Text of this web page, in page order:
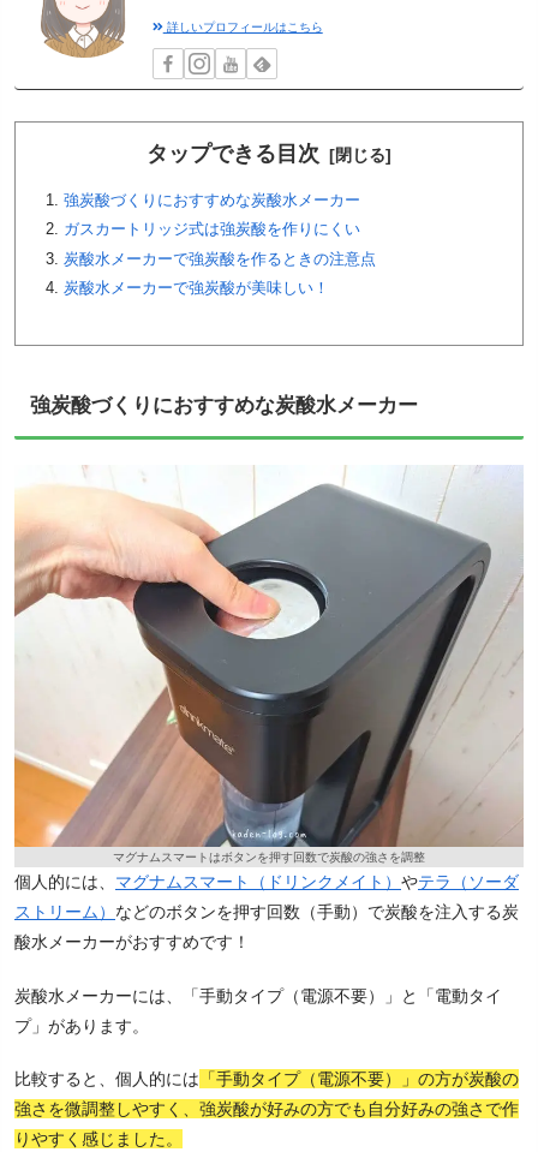
詳しいプロフィールはこちら
タップできる目次
強炭酸づくりにおすすめな炭酸水メーカー
ガスカートリッジ式は強炭酸を作りにくい
炭酸水メーカーで強炭酸を作るときの注意点
炭酸水メーカーで強炭酸が美味しい！
強炭酸づくりにおすすめな炭酸水メーカー
マグナムスマートはボタンを押す回数で炭酸の強さを調整
個人的には、 マグナムスマート（ドリンクメイト） やテラ（ソーダ
ストリーム） などのボタンを押す回数（手動）で炭酸を注入する炭
酸水メーカーがおすすめです！
炭酸水メーカーには、「手動タイプ（電源不要）」と「電動タイ
プ」があります。
比較すると、個人的には 「手動タイプ（電源不要）」の方が炭酸の
強さを微調整しやすく、強炭酸が好みの方でも自分好みの強さで作
りやすく感じました。